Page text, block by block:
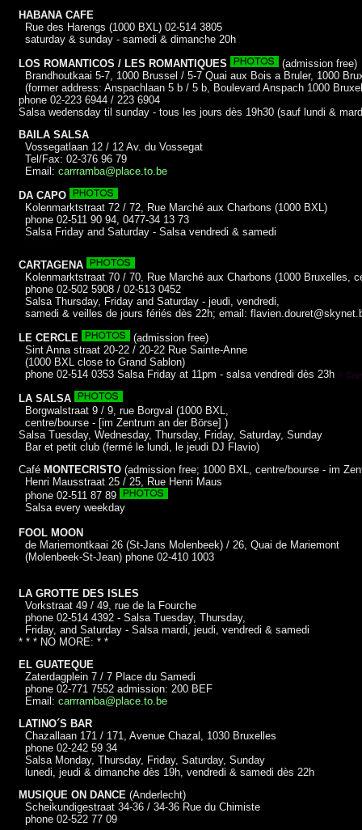
HABANA CAFE
Rue des Harengs (1000 BXL) 02-514 3805
saturday & sunday - samedi & dimanche 20h
LOS ROMANTICOS / LES ROMANTIQUES
(admission free)
Brandhoutkaai 5-7, 1000 Brussel / 5-7 Quai aux Bois a Bruler, 1000
(former address: Anspachlaan 5 b / 5 b, Boulevard Anspach 1000
phone 02-223 6944 / 223 6904
Salsa wedensday til sunday - tous les jours dès 19h30 (sauf lundi &
BAILA SALSA
Vossegatlaan 12 / 12 Av. du Vossegat
Tel/Fax: 02-376 96 79
Email: carrramba@place.to.be
DA CAPO
Kolenmarktstraat 72 / 72, Rue Marché aux Charbons (1000 BXL)
phone 02-511 90 94, 0477-34 13 73
Salsa Friday and Saturday - Salsa vendredi & samedi
CARTAGENA
Kolenmarktstraat 70 / 70, Rue Marché aux Charbons (1000 Bruxelles,
phone 02-502 5908 / 02-513 0452
Salsa Thursday, Friday and Saturday - jeudi, vendredi,
samedi & veilles de jours fériés dès 22h; email:
LE CERCLE
(admission free)
Sint Anna straat 20-22 / 20-22 Rue Sainte-Anne
(1000 BXL close to Grand Sablon)
phone 02-514 0353 Salsa Friday at 11pm - salsa vendredi dès 23h ©
LA SALSA
Borgwalstraat 9 / 9, rue Borgval (1000 BXL,
centre/bourse - [im Zentrum an der Börse] )
Salsa Tuesday, Wednesday, Thursday, Friday, Saturday, Sunday
Bar et petit club (fermé le lundi, le jeudi DJ Flavio)
Café MONTECRISTO (admission free; 1000 BXL, centre/bourse - im
Henri Mausstraat 25 / 25, Rue Henri Maus
phone 02-511 87 89
Salsa every weekday
FOOL MOON
de Mariemontkaai 26 (St-Jans Molenbeek) / 26, Quai de Mariemont
(Molenbeek-St-Jean) phone 02-410 1003
LA GROTTE DES ISLES
Vorkstraat 49 / 49, rue de la Fourche
phone 02-514 4392 - Salsa Tuesday, Thursday,
Friday, and Saturday - Salsa mardi, jeudi, vendredi & samedi
* * * NO MORE: * *
EL GUATEQUE
Zaterdagplein 7 / 7 Place du Samedi
phone 02-771 7552 admission: 200 BEF
Email: carrramba@place.to.be
LATINO´S BAR
Chazallaan 171 / 171, Avenue Chazal, 1030 Bruxelles
phone 02-242 59 34
Salsa Monday, Thursday, Friday, Saturday, Sunday
lunedi, jeudi & dimanche dès 19h, vendredi & samedi dès 22h
MUSIQUE ON DANCE (Anderlecht)
Scheikundigestraat 34-36 / 34-36 Rue du Chimiste
phone 02-522 77 09